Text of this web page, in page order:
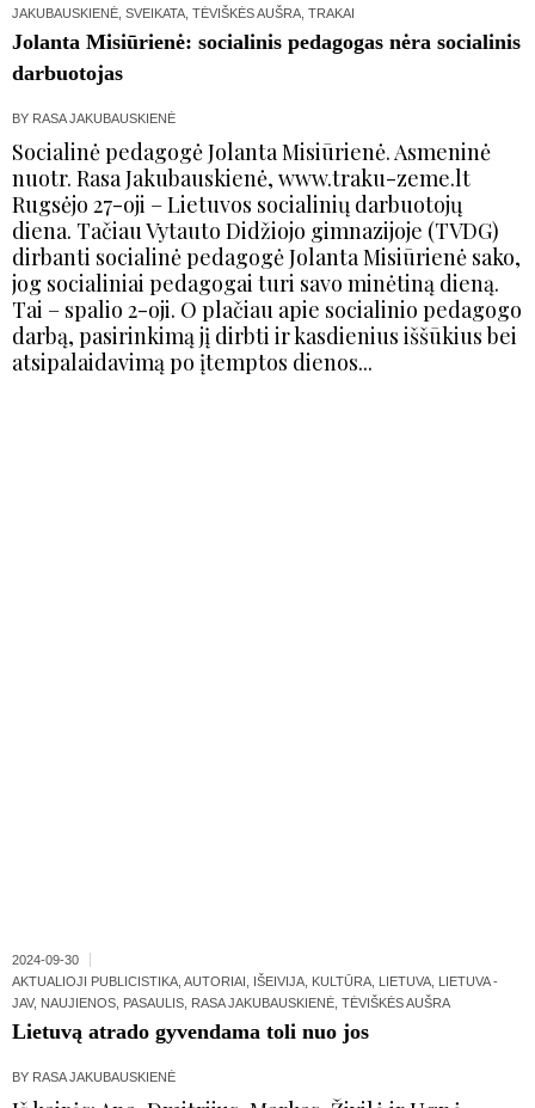
JAKUBAUSKIENĖ SVEIKATA TĖVIŠKĖS AUŠRA TRAKAI
Jolanta Misiūrienė: socialinis pedagogas nėra socialinis
darbuotojas
BY RASA JAKUBAUSKIENĖ
Socialinė pedagogė Jolanta Misiūrienė. Asmeninė
nuotr. Rasa Jakubauskienė, www.traku-zeme.lt
Rugsėjo 27-oji – Lietuvos socialinių darbuotojų
diena. Tačiau Vytauto Didžiojo gimnazijoje (TVDG)
dirbanti socialinė pedagogė Jolanta Misiūrienė sako,
jog socialiniai pedagogai turi savo minėtiną dieną.
Tai – spalio 2-oji. O plačiau apie socialinio pedagogo
darbą, pasirinkimą jį dirbti ir kasdienius iššūkius bei
atsipalaidavimą po įtemptos dienos...
2024-09-30
AKTUALIOJI PUBLICISTIKA AUTORIAI IŠEIVIJA KULTŪRA LIETUVA LIETUVA -
JAV, NAUJIENOS PASAULIS RASA JAKUBAUSKIENĖ TĖVIŠKĖS AUŠRA
Lietuvą atrado gyvendama toli nuo jos
BY RASA JAKUBAUSKIENĖ